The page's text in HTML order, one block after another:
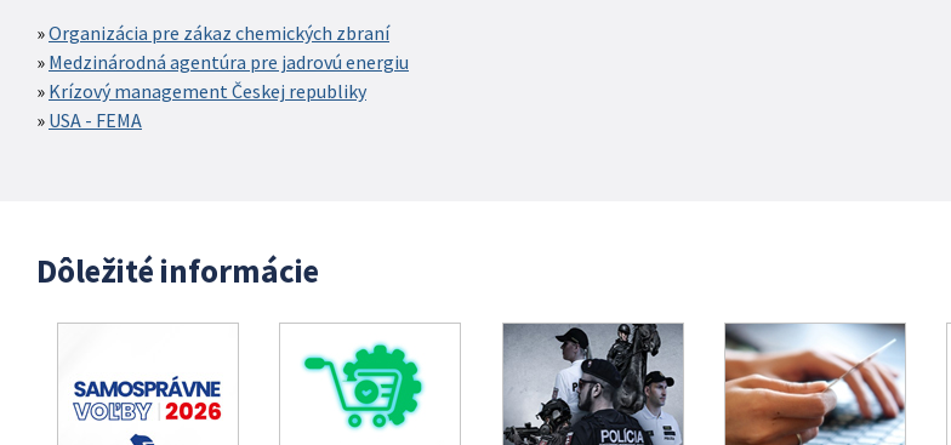
Organizácia pre zákaz chemických zbraní
Medzinárodná agentúra pre jadrovú energiu
Krízový management Českej republiky
USA - FEMA
Dôležité informácie